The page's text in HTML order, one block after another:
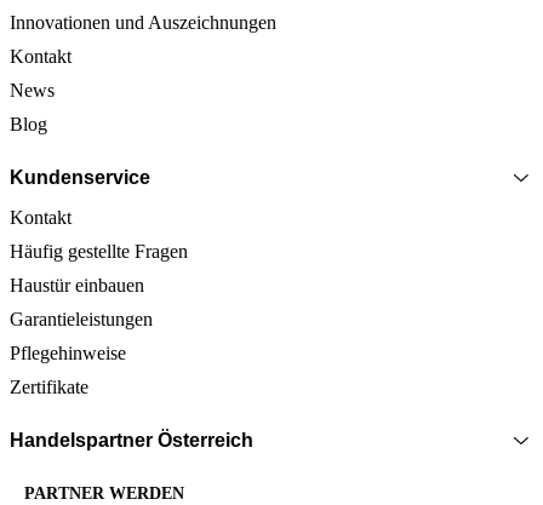
Innovationen und Auszeichnungen
Kontakt
News
Blog
Kundenservice
Kontakt
Häufig gestellte Fragen
Haustür einbauen
Garantieleistungen
Pflegehinweise
Zertifikate
Handelspartner Österreich
PARTNER WERDEN